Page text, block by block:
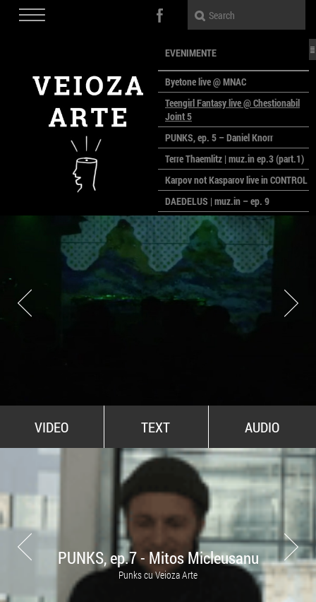
EVENIMENTE
Byetone live @ MNAC
Teengirl Fantasy live @ Chestionabil
Joint 5
PUNKS, ep. 5 – Daniel Knorr
Terre Thaemlitz | muz.in ep.3 (part.1)
Karpov not Kasparov live in CONTROL
DAEDELUS | muz.in – ep. 9
LALELE, LALELE – prima premieră a
anului la MACAZ
CinePOLSKA – filme poloneze la
București
PEOPLE OF ROMANIA se lansează la
galeria Simeza
All Stars For Outernational
VIDEO TEXT AUDIO
PUNKS, ep.7 - Mitos Micleusanu
Punks cu Veioza Arte